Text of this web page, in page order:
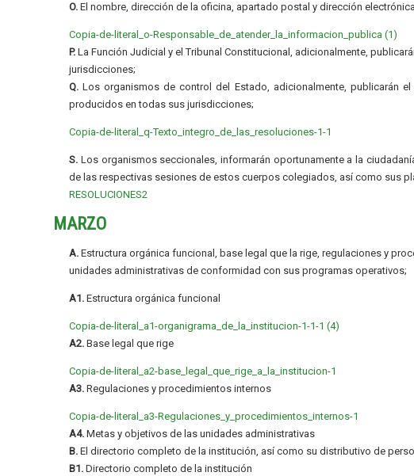
O. El nombre, dirección de la oficina, apartado postal y dirección
Copia-de-literal_o-Responsable_de_atender_la_informacion_publica (1)
P. La Función Judicial y el Tribunal Constitucional, adicionalmente,
jurisdicciones;
Q. Los organismos de control del Estado, adicionalmente, publicarán
producidos en todas sus jurisdicciones;
Copia-de-literal_q-Texto_integro_de_las_resoluciones-1-1
S. Los organismos seccionales, informarán oportunamente a la
de las respectivas sesiones de estos cuerpos colegiados, así como sus
RESOLUCIONES2
MARZO
A. Estructura orgánica funcional, base legal que la rige, regulaciones y
unidades administrativas de conformidad con sus programas operativos;
A1. Estructura orgánica funcional
Copia-de-literal_a1-organigrama_de_la_institucion-1-1-1 (4)
A2. Base legal que rige
Copia-de-literal_a2-base_legal_que_rige_a_la_institucion-1
A3. Regulaciones y procedimientos internos
Copia-de-literal_a3-Regulaciones_y_procedimientos_internos-1
A4. Metas y objetivos de las unidades administrativas
B. El directorio completo de la institución, así como su distributivo de
B1. Directorio completo de la institución